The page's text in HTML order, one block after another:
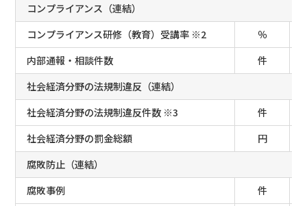
コンプライアンス（連結）
コンプライアンス研修（教育）受講率 ※2
％
内部通報・相談件数
件
社会経済分野の法規制違反（連結）
社会経済分野の法規制違反件数 ※3
件
社会経済分野の罰金総額
円
腐敗防止（連結）
腐敗事例
件